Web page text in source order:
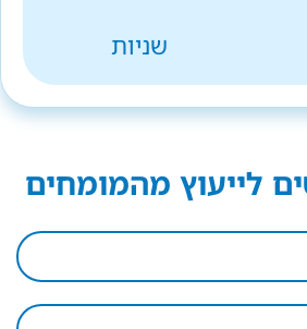
שניות
לייעוץ מהמומחים